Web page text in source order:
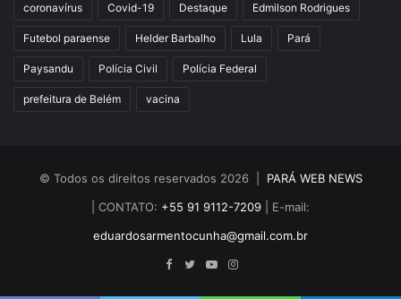
coronavírus Covid-19 Destaque Edmilson Rodrigues
Futebol paraense Helder Barbalho Lula Pará
Paysandu Polícia Civil Polícia Federal
prefeitura de Belém vacina
© Todos os direitos reservados 2026 | PARÁ WEB NEWS
| CONTATO: +55 91 9112-7209 | E-mail:
eduardosarmentocunha@gmail.com.br
Facebook
TwitterYouTubeInstagram